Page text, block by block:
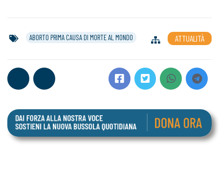
ABORTO PRIMA CAUSA DI MORTE AL MONDO ATTUALITÀ